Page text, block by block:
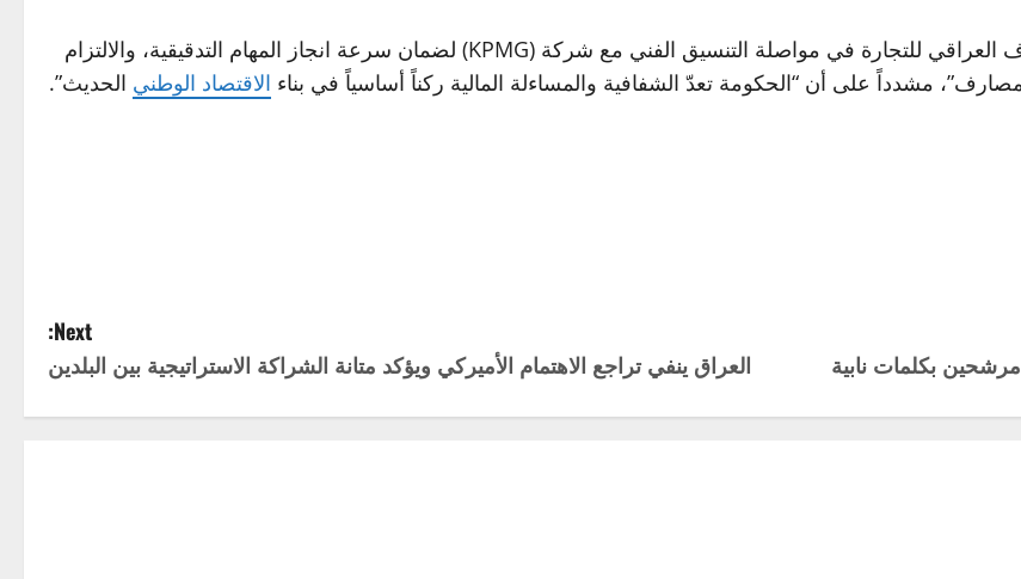
، والمصرف العراقي للتجارة في مواصلة التنسيق الفني مع شركة (KPMG) لضمان سرعة انجاز المهام التدقيقية، والالتزام
مشدداً على أن “الحكومة تعدّ الشفافية والمساءلة المالية ركناً أساسياً في بناء الاقتصاد الوطني الحديث”.
بكلمات نابية
Next:
العراق ينفي تراجع الاهتمام الأميركي ويؤكد متانة الشراكة الاستراتيجية بين البلدين